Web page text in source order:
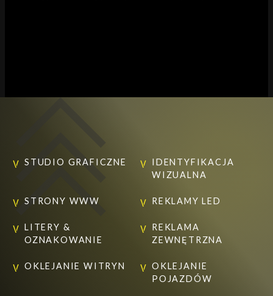
STUDIO GRAFICZNE
IDENTYFIKACJA
WIZUALNA
STRONY WWW REKLAMY LED
LITERY &
OZNAKOWANIE
REKLAMA
ZEWNĘTRZNA
OKLEJANIE WITRYN
OKLEJANIE
POJAZDÓW